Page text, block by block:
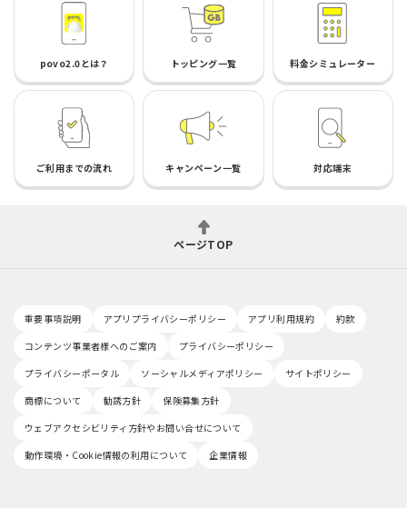
povo2.0とは？ トッピング一覧 料金シミュレーター
ご利用までの流れ キャンペーン一覧 対応端末
ページTOP
重要事項説明 アプリプライバシーポリシー アプリ利用規約
約款
コンテンツ事業者様へのご案内
プライバシーポリシー
プライバシーポータル
ソーシャルメディアポリシー
サイトポリシー
商標について
勧誘方針
保険募集方針
ウェブアクセシビリティ方針やお問い合せについて
動作環境・Cookie情報の利用について
企業情報